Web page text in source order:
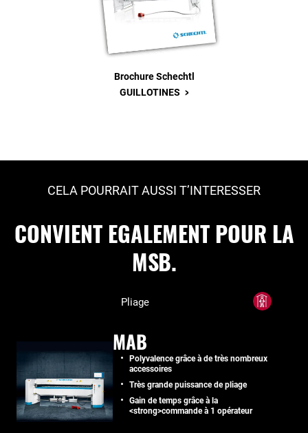
Brochure Schechtl
GUILLOTINES >
CELA POURRAIT AUSSI T’INTERESSER
CONVIENT EGALEMENT POUR LA
MSB.
Pliage
MAB
Polyvalence grâce à de très nombreux
accessoires
Très grande puissance de pliage
Gain de temps grâce à la
<strong>commande à 1 opérateur